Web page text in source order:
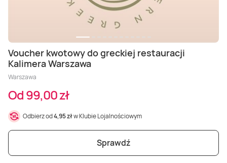
Voucher kwotowy do greckiej restauracji
Kalimera Warszawa
Warszawa
Od 99,00 zł
Odbierz od4,95 złw Klubie Lojalnościowym
Sprawdź